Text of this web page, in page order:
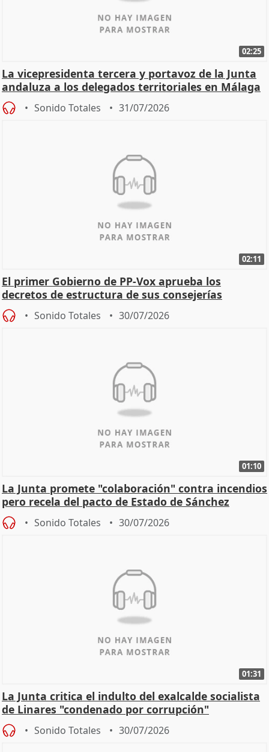
02:25
La vicepresidenta tercera y portavoz de la Junta
andaluza a los delegados territoriales en Málaga
Sonido Totales 31/07/2026
02:11
El primer Gobierno de PP-Vox aprueba los
decretos de estructura de sus consejerías
Sonido Totales 30/07/2026
01:10
La Junta promete "colaboración" contra incendios
pero recela del pacto de Estado de Sánchez
Sonido Totales 30/07/2026
01:31
La Junta critica el indulto del exalcalde socialista
de Linares "condenado por corrupción"
Sonido Totales 30/07/2026